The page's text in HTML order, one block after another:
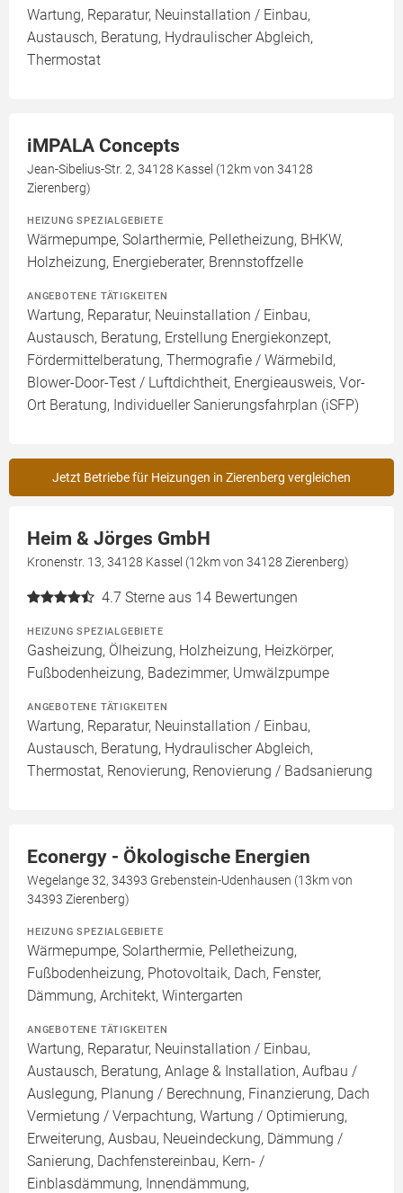
Wartung, Reparatur, Neuinstallation / Einbau,
Austausch, Beratung, Hydraulischer Abgleich,
Thermostat
iMPALA Concepts
Jean-Sibelius-Str. 2, 34128 Kassel (12km von 34128
Zierenberg)
HEIZUNG SPEZIALGEBIETE
Wärmepumpe, Solarthermie, Pelletheizung, BHKW,
Holzheizung, Energieberater, Brennstoffzelle
ANGEBOTENE TÄTIGKEITEN
Wartung, Reparatur, Neuinstallation / Einbau,
Austausch, Beratung, Erstellung Energiekonzept,
Fördermittelberatung, Thermografie / Wärmebild,
Blower-Door-Test / Luftdichtheit, Energieausweis, Vor-
Ort Beratung, Individueller Sanierungsfahrplan (iSFP)
Jetzt Betriebe für Heizungen in Zierenberg vergleichen
Heim & Jörges GmbH
Kronenstr. 13, 34128 Kassel (12km von 34128 Zierenberg)
4.7 Sterne aus 14 Bewertungen
HEIZUNG SPEZIALGEBIETE
Gasheizung, Ölheizung, Holzheizung, Heizkörper,
Fußbodenheizung, Badezimmer, Umwälzpumpe
ANGEBOTENE TÄTIGKEITEN
Wartung, Reparatur, Neuinstallation / Einbau,
Austausch, Beratung, Hydraulischer Abgleich,
Thermostat, Renovierung, Renovierung / Badsanierung
Econergy - Ökologische Energien
Wegelange 32, 34393 Grebenstein-Udenhausen (13km von
34393 Zierenberg)
HEIZUNG SPEZIALGEBIETE
Wärmepumpe, Solarthermie, Pelletheizung,
Fußbodenheizung, Photovoltaik, Dach, Fenster,
Dämmung, Architekt, Wintergarten
ANGEBOTENE TÄTIGKEITEN
Wartung, Reparatur, Neuinstallation / Einbau,
Austausch, Beratung, Anlage & Installation, Aufbau /
Auslegung, Planung / Berechnung, Finanzierung, Dach
Vermietung / Verpachtung, Wartung / Optimierung,
Erweiterung, Ausbau, Neueindeckung, Dämmung /
Sanierung, Dachfenstereinbau, Kern- /
Einblasdämmung, Innendämmung,